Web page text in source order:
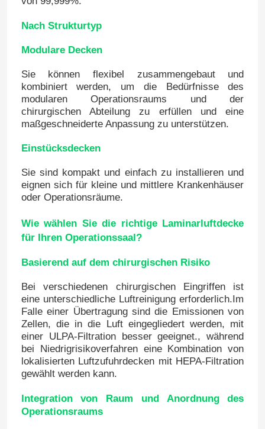
Automatische Krankenhaus-Tür
chirurgischer Operationstisch
medizinischer Deckenanhänger
Chirurgisches Licht LED
Operationssaal für Chirurgie
Krankenhaus-Operationssaal
Pharmazeutische Reinraum-Tür
Wand-Sandwich-Platten
Edelstahlluftdusche
Edelstahl-Durchlauf-Kasten
Lüfterfiltereinheit
Nach Strukturtyp
Modulare Decken
Sie können flexibel zusammengebaut und
kombiniert werden, um die Bedürfnisse des
modularen Operationsraums und der
chirurgischen Abteilung zu erfüllen und eine
maßgeschneiderte Anpassung zu unterstützen.
Einstücksdecken
Sie sind kompakt und einfach zu installieren und
eignen sich für kleine und mittlere Krankenhäuser
oder Operationsräume.
Wie wählen Sie die richtige Laminarluftdecke
für Ihren Operationssaal?
Basierend auf dem chirurgischen Risiko
Bei verschiedenen chirurgischen Eingriffen ist
eine unterschiedliche Luftreinigung erforderlich.Im
Falle einer Übertragung sind die Emissionen von
Zellen, die in die Luft eingegliedert werden, mit
einer ULPA-Filtration besser geeignet., während
bei Niedrigrisikoverfahren eine Kombination von
lokalisierten Luftzufuhrdecken mit HEPA-Filtration
gewählt werden kann.
Integration von Raum und Anordnung des
Operationsraums